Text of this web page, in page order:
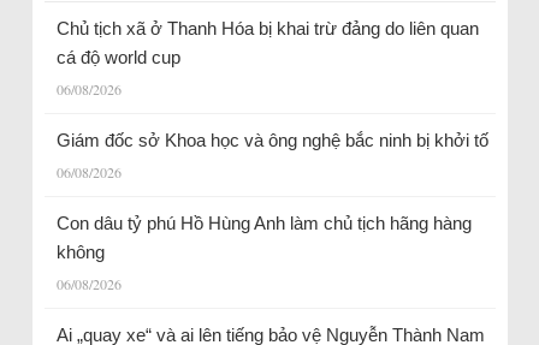
Chủ tịch xã ở Thanh Hóa bị khai trừ đảng do liên quan
cá độ world cup
06/08/2026
Giám đốc sở Khoa học và ông nghệ bắc ninh bị khởi tố
06/08/2026
Con dâu tỷ phú Hồ Hùng Anh làm chủ tịch hãng hàng
không
06/08/2026
Ai „quay xe“ và ai lên tiếng bảo vệ Nguyễn Thành Nam